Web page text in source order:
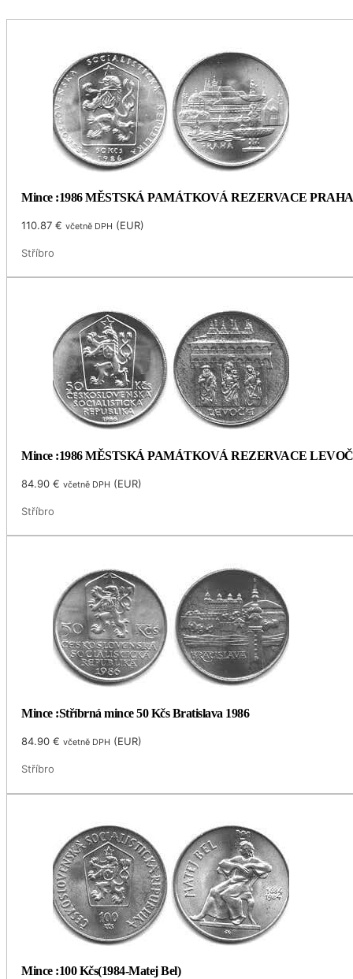
Mince :1986 MĚSTSKÁ PAMÁTKOVÁ REZERVACE PRAHA
110.87€ včetně DPH (EUR)
Stříbro
Mince :1986 MĚSTSKÁ PAMÁTKOVÁ REZERVACE
84.90€ včetně DPH (EUR)
Stříbro
Mince :Stříbrná mince 50 Kčs Bratislava 1986
84.90€ včetně DPH (EUR)
Stříbro
Mince :100 Kčs(1984-Matej Bel)